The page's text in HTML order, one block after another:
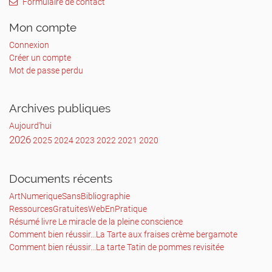
à multicouches de microfibres:
de temps libre m’a poussé à rechercher une
solution alternative qui
pourrait aider les soignants en première ligne
à se protéger mieux qu’avec une simple
composition des masques chirurgicaux et
FFP2 et trouver une matière
première similaire et facilement disponible.
Les caractéristiques du tissu utilisé pour la
semblent similaires en pouvoir de filtration de
celles du tissu utilisé pour la fabrication des
FFP2.
Ce sac aspirateur à microfibres a une
efficacité de filtration infiniment supérieure à
un sac papier
Mon compte
Connexion
Créer un compte
Mot de passe perdu
Archives publiques
Aujourd'hui
20262025 20242023 2022 2021 2020
Documents récents
ArtNumeriqueSansBibliographie
RessourcesGratuitesWebEnPratique
Résumé livre Le miracle de la pleine conscience
Comment bien réussir...La Tarte aux fraises crème bergamote
Comment bien réussir...La tarte Tatin de pommes revisitée